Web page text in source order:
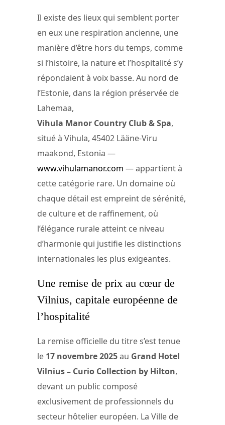
Il existe des lieux qui semblent porter
en eux une respiration ancienne, une
manière d’être hors du temps, comme
si l’histoire, la nature et l’hospitalité s’y
répondaient à voix basse. Au nord de
l’Estonie, dans la région préservée de
Lahemaa,
Vihula Manor Country Club & Spa,
situé à Vihula, 45402 Lääne-Viru
maakond, Estonia —
www.vihulamanor.com — appartient à
cette catégorie rare. Un domaine où
chaque détail est empreint de sérénité,
de culture et de raffinement, où
l’élégance rurale atteint ce niveau
d’harmonie qui justifie les distinctions
internationales les plus exigeantes.
Une remise de prix au cœur de
Vilnius, capitale européenne de
l’hospitalité
La remise officielle du titre s’est tenue
le 17 novembre 2025au Grand Hotel
Vilnius – Curio Collection by Hilton,
devant un public composé
exclusivement de professionnels du
secteur hôtelier européen. La Ville de